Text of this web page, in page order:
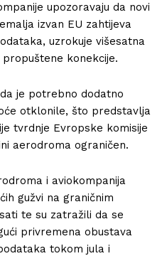
upozoravaju da novi
izvan EU zahtijeva
uzrokuje višesatna
konekcije.
je potrebno dodatno
otklonile, što predstavlja
tvrdnje Evropske komisije
aerodroma ograničen.
i aviokompanija
gužvi na graničnim
te su zatražili da se
privremena obustava
tokom jula i